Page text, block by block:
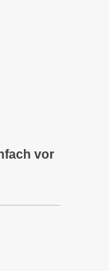
vor